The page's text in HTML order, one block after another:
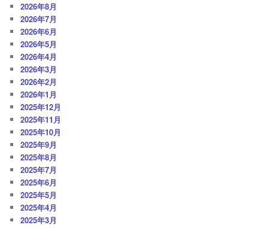
2026年8月
2026年7月
2026年6月
2026年5月
2026年4月
2026年3月
2026年2月
2026年1月
2025年12月
2025年11月
2025年10月
2025年9月
2025年8月
2025年7月
2025年6月
2025年5月
2025年4月
2025年3月